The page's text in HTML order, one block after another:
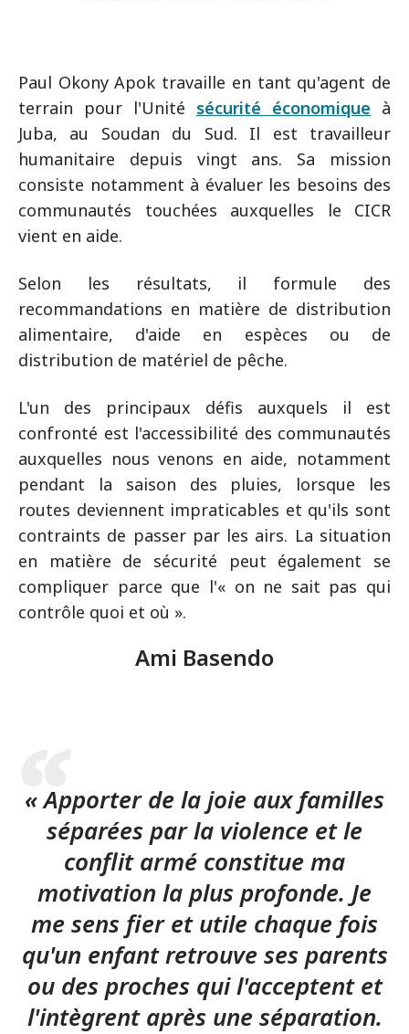
Paul Okony Apok travaille en tant qu'agent de
terrain pour l'Unité sécurité économique à
Juba, au Soudan du Sud. Il est travailleur
humanitaire depuis vingt ans. Sa mission
consiste notamment à évaluer les besoins des
communautés touchées auxquelles le CICR
vient en aide.
Selon les résultats, il formule des
recommandations en matière de distribution
alimentaire, d'aide en espèces ou de
distribution de matériel de pêche.
L'un des principaux défis auxquels il est
confronté est l'accessibilité des communautés
auxquelles nous venons en aide, notamment
pendant la saison des pluies, lorsque les
routes deviennent impraticables et qu'ils sont
contraints de passer par les airs. La situation
en matière de sécurité peut également se
compliquer parce que l'« on ne sait pas qui
contrôle quoi et où ».
Ami Basendo
« Apporter de la joie aux familles
séparées par la violence et le
conflit armé constitue ma
motivation la plus profonde. Je
me sens fier et utile chaque fois
qu'un enfant retrouve ses parents
ou des proches qui l'acceptent et
l'intègrent après une séparation.